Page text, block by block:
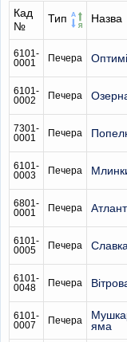
Кад
№
Тип Назва
6101-
0001
Печера
6101-
0002
Печера
7301-
0001
Печера
6101-
0003
Печера
6801-
0001
Печера
6101-
0005
Печера Славка
6101-
0048
Печера
6101-
0007
Печера
яма